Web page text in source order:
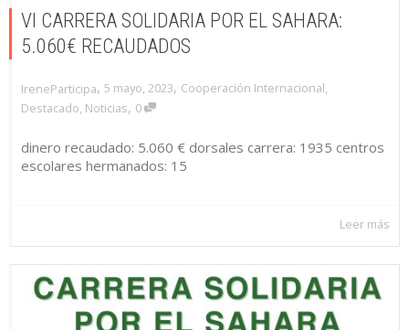
VI CARRERA SOLIDARIA POR EL SAHARA:
5.060€ RECAUDADOS
IreneParticipa, 5 mayo, 2023, Cooperación Internacional,
Destacado, Noticias, 0
dinero recaudado: 5.060 € dorsales carrera: 1935 centros
escolares hermanados: 15
Leer más